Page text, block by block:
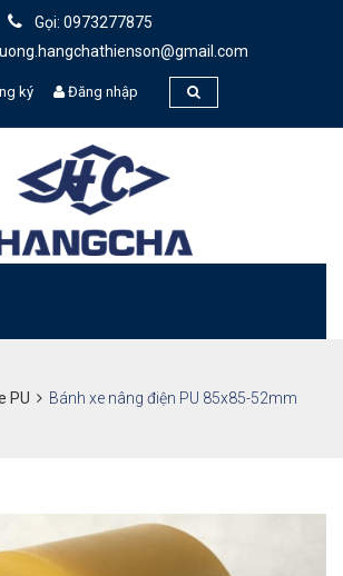
Gọi: 0973277875
ký Đăng nhập
PU Bánh xe nâng điện PU 85x85-52mm